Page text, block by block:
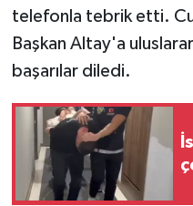
telefonla tebrik etti.
Başkan Altay'a
başarılar diledi.